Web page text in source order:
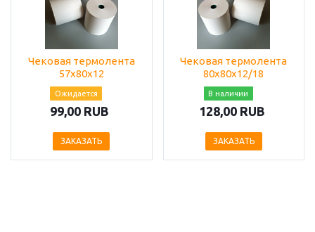
Чековая термолента
57х80х12
Ожидается
99,00 RUB
ЗАКАЗАТЬ
Чековая термолента
80х80х12/18
В наличии
128,00 RUB
ЗАКАЗАТЬ